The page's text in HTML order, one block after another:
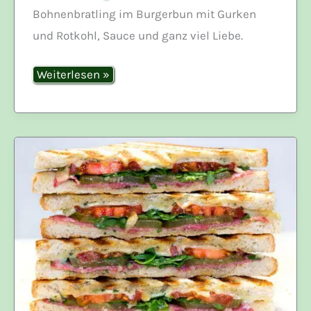
Bohnenbratling im Burgerbun mit Gurken
und Rotkohl, Sauce und ganz viel Liebe.
Bohnenburger
Weiterlesen »